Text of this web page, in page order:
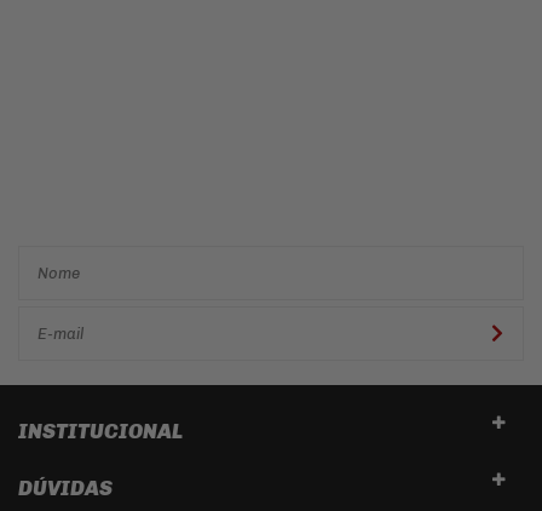
INSTITUCIONAL
DÚVIDAS